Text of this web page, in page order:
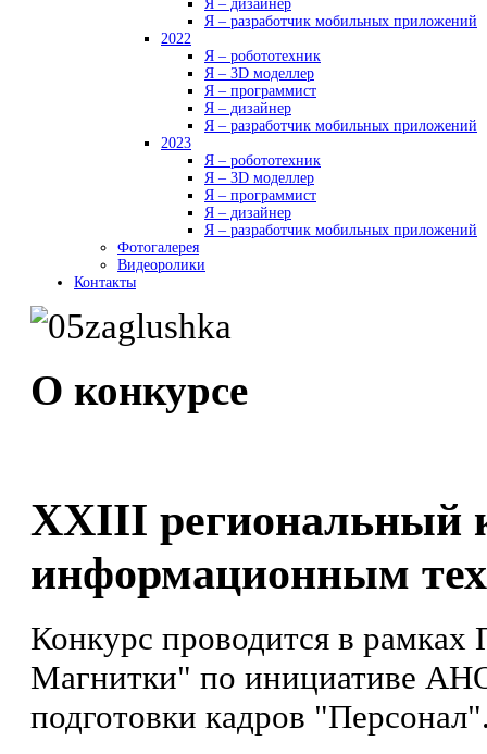
Я – дизайнер
Я – разработчик мобильных приложений
2022
Я – робототехник
Я – 3D моделлер
Я – программист
Я – дизайнер
Я – разработчик мобильных приложений
2023
Я – робототехник
Я – 3D моделлер
Я – программист
Я – дизайнер
Я – разработчик мобильных приложений
Фотогалерея
Видеоролики
Контакты
О конкурсе
XXIII региональный
информационным
Конкурс проводится в
Магнитки" по инициативе
подготовки кадров